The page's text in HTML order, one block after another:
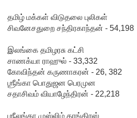
அதிவேக
லையின்
கெலனிக
ம
தமிழ் மக்கள் விடுதலை புலிகள்
சிவனேசதுறை சந்திரகாந்தன் - 54,198
இலங்கை தமிழரசு கட்சி
சாணக்யா ராஹுல் - 33,332
கோவிந்தன் கருணாகரன் - 26, 382
ஶ்ரீங்கா பொதுஜன பெரமுன
சதாசிவம் வியாழேந்திரன் - 22,218
ஶ்ரீலங்கா முஸ்லிம் காங்கிரஸ்